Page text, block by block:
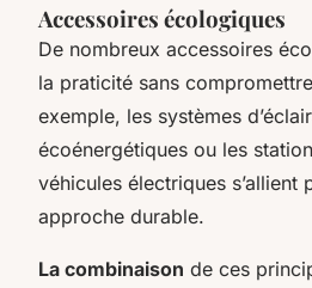
Accessoires écologiques
De nombreux accessoires
la praticité sans
exemple, les systèmes
écoénergétiques ou les
véhicules électriques s’allient
approche durable.
La combinaison de ces